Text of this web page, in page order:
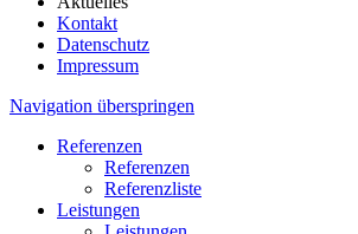
Kontakt
Datenschutz
Impressum
Navigation überspringen
Referenzen
Referenzen
Referenzliste
Leistungen